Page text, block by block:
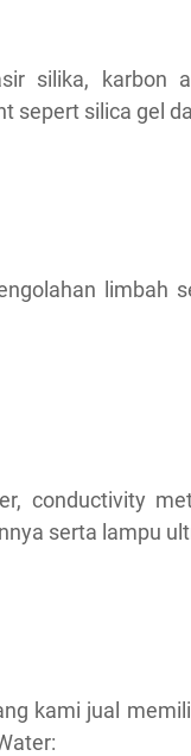
silika, karbon
sepert silica gel
limbah
conductivity
serta lampu
kami jual